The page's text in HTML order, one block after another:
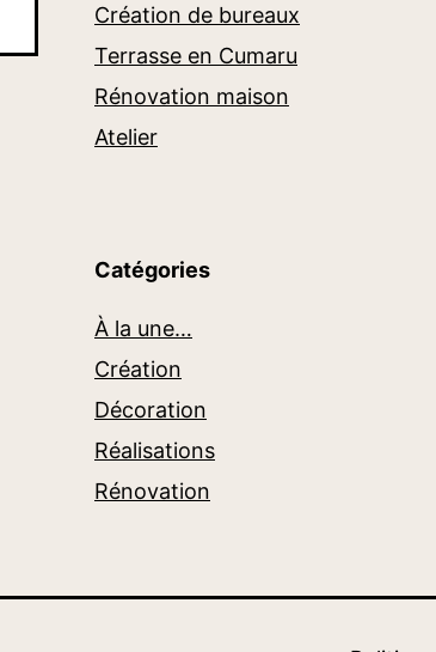
Création de bureaux
Terrasse en Cumaru
Rénovation maison
Atelier
Catégories
À la une…
Création
Décoration
Réalisations
Rénovation